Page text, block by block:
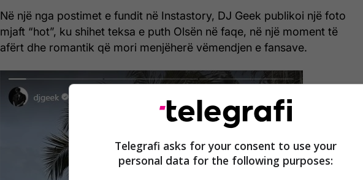
Në një nga postimet e fundit në Instastory, DJ Geek publikoi një foto
mjaft “hot”, ku shihet teksa e puth Olsën në faqe, në një moment të
afërt dhe romantik që mori menjëherë vëmendjen e fansave.
Telegrafi asks for your consent to use your
personal data for the following purposes: